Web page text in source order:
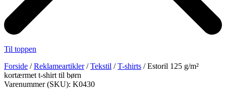
Til toppen
Forside /Reklameartikler/Tekstil /T-shirts / Estoril 125 g/m²
kortærmet t-shirt til børn
Varenummer (SKU): K0430